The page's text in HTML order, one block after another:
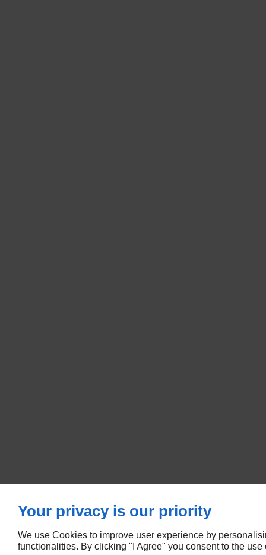
Your privacy is our priority
We use Cookies to improve user experience by
functionalities. By clicking "I Agree" you consent to the